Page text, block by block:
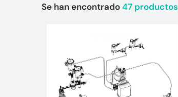
Se han encontrado47productos